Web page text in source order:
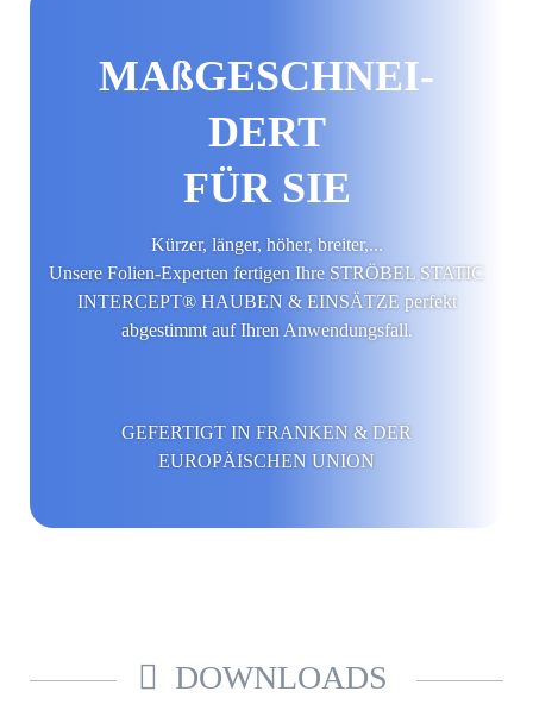
MAß­GE­SCHNEI­
DERT
FÜR SIE
Kürzer, länger, höher, breiter,...
Unsere Folien-Experten fertigen Ihre STRÖBEL STATIC
INTERCEPT® HAUBEN & EINSÄTZE perfekt
abgestimmt auf Ihren Anwendungsfall.
GEFERTIGT IN FRANKEN & DER
EUROPÄISCHEN UNION
DOWNLOADS